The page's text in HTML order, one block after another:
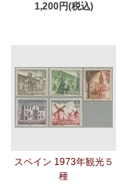
1,200円(税込)
スペイン 1973年観光５
種